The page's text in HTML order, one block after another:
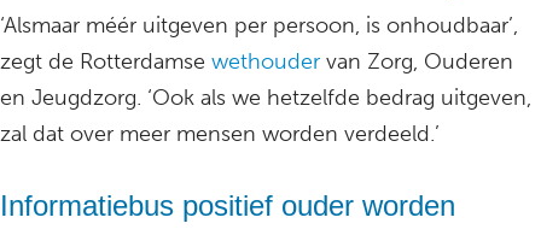
‘Alsmaar méér uitgeven per persoon, is onhoudbaar’,
zegt de Rotterdamse wethouder van Zorg, Ouderen
en Jeugdzorg. ‘Ook als we hetzelfde bedrag uitgeven,
zal dat over meer mensen worden verdeeld.’
Informatiebus positief ouder worden